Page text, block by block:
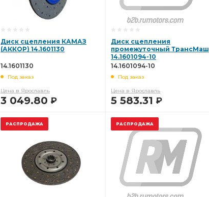
Диск сцепления КАМАЗ
(АККОР) 14.1601130
14.1601130
Под заказ
Цена в Ярославль
3 049.80 Р
Диск сцепления
промежуточный ТрансМаш
14.1601094-10
14.1601094-10
Под заказ
Цена в Ярославль
5 583.31 Р
РАСПРОДАЖА РАСПРОДАЖА